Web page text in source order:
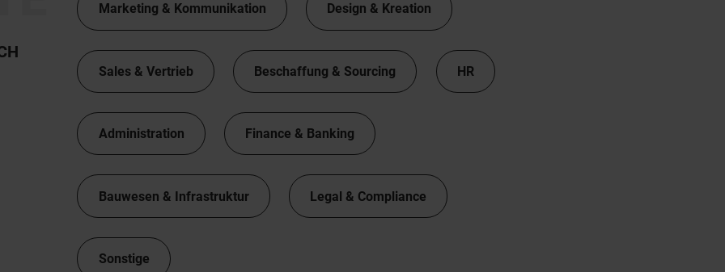
Marketing & Kommunikation Design & Kreation
Sales & Vertrieb Beschaffung & Sourcing HR
Administration Finance & Banking
Bauwesen & Infrastruktur Legal & Compliance
Sonstige